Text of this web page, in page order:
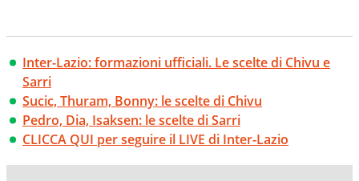
Inter-Lazio: formazioni ufficiali. Le scelte di Chivu e
Sarri
Sucic, Thuram, Bonny: le scelte di Chivu
Pedro, Dia, Isaksen: le scelte di Sarri
CLICCA QUI per seguire il LIVE di Inter-Lazio